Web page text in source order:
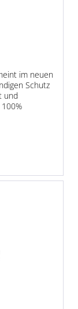
im neuen
Schutz
und